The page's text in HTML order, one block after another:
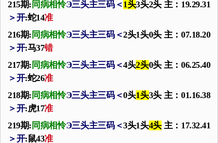
215期: 同病相怜Э三头主三码＜1头3头2头 主：19.29.31
＞开:蛇14准
216期: 同病相怜Э三头主三码＜2头1头0头 主：07.18.20
＞开:马37错
217期: 同病相怜Э三头主三码＜4头2头0头 主：06.25.40
＞开:蛇26准
218期: 同病相怜Э三头主三码＜0头1头3头 主：01.16.38
＞开:虎17准
219期: 同病相怜Э三头主三码＜3头1头4头 主：17.32.41
＞开:鼠43准